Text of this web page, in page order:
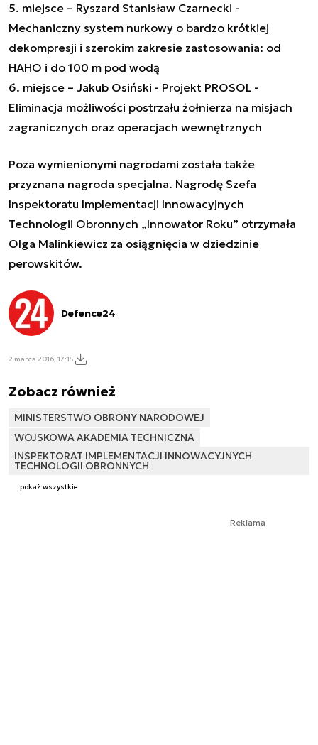
5. miejsce – Ryszard Stanisław Czarnecki -
Mechaniczny system nurkowy o bardzo krótkiej
dekompresji i szerokim zakresie zastosowania: od
HAHO i do 100 m pod wodą
6. miejsce – Jakub Osiński - Projekt PROSOL -
Eliminacja możliwości postrzału żołnierza na misjach
zagranicznych oraz operacjach wewnętrznych
Poza wymienionymi nagrodami została także
przyznana nagroda specjalna. Nagrodę Szefa
Inspektoratu Implementacji Innowacyjnych
Technologii Obronnych „Innowator Roku” otrzymała
Olga Malinkiewicz za osiągnięcia w dziedzinie
perowskitów.
Defence24
2 marca 2016, 17:15
Zobacz również
MINISTERSTWO OBRONY NARODOWEJ
WOJSKOWA AKADEMIA TECHNICZNA
INSPEKTORAT IMPLEMENTACJI INNOWACYJNYCH
TECHNOLOGII OBRONNYCH
pokaż wszystkie
Reklama